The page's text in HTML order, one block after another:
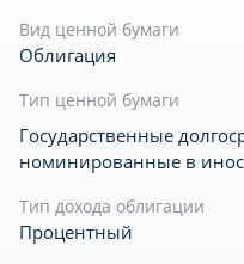
Вид ценной бумаги
Облигация
Тип ценной бумаги
Государственные
номинированные в
Тип дохода облигации
Процентный